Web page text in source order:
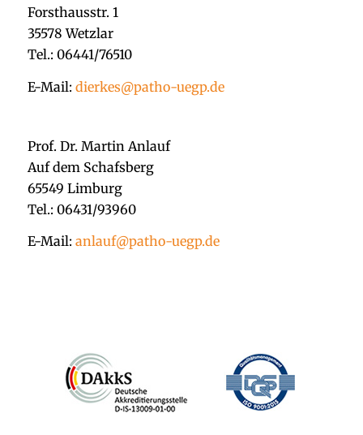
Forsthausstr. 1
35578 Wetzlar
Tel.: 06441/76510
E-Mail: dierkes@patho-uegp.de
Prof. Dr. Martin Anlauf
Auf dem Schafsberg
65549 Limburg
Tel.: 06431/93960
E-Mail: anlauf@patho-uegp.de